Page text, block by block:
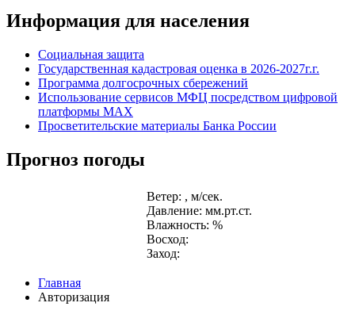
Информация для населения
Социальная защита
Государственная кадастровая оценка в 2026-2027г.г.
Программа долгосрочных сбережений
Использование сервисов МФЦ посредством цифровой
платформы MAX
Просветительские материалы Банка России
Прогноз погоды
Ветер: , м/сек.
Давление: мм.рт.ст.
Влажность: %
Восход:
Заход:
Главная
Авторизация